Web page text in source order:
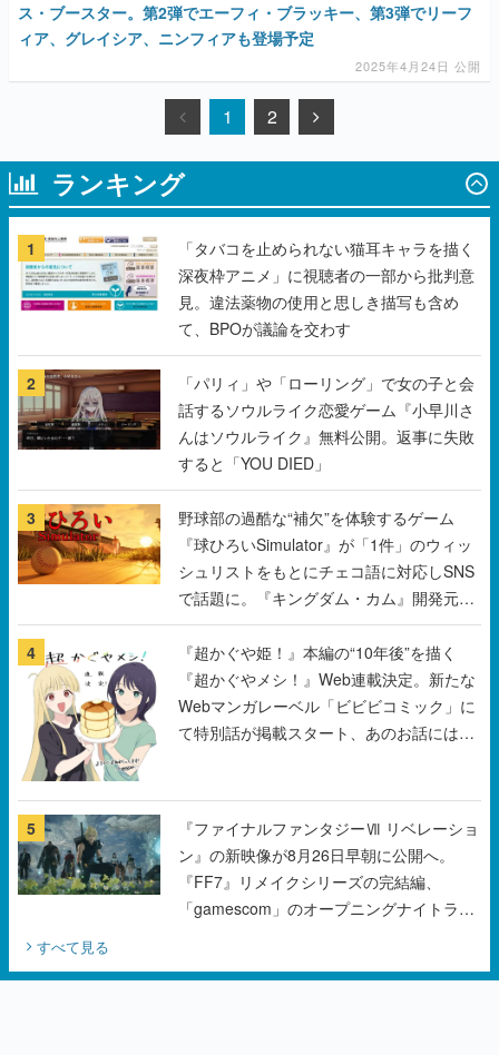
ス・ブースター。第2弾でエーフィ・ブラッキー、第3弾でリーフ
ィア、グレイシア、ニンフィアも登場予定
2025年4月24日 公開
1 2
ランキング
1
「タバコを止められない猫耳キャラを描く
深夜枠アニメ」に視聴者の一部から批判意
見。違法薬物の使用と思しき描写も含め
て、BPOが議論を交わす
2
「パリィ」や「ローリング」で女の子と会
話するソウルライク恋愛ゲーム『小早川さ
んはソウルライク』無料公開。返事に失敗
すると「YOU DIED」
3
野球部の過酷な“補欠”を体験するゲーム
『球ひろいSimulator』が「1件」のウィッ
シュリストをもとにチェコ語に対応しSNS
で話題に。『キングダム・カム』開発元や
チェコのプロ野球選手から称賛の声
4
『超かぐや姫！』本編の“10年後”を描く
『超かぐやメシ！』Web連載決定。新たな
Webマンガレーベル「ビビビコミック」に
て特別話が掲載スタート、あのお話には…
5
『ファイナルファンタジーⅦ リベレーショ
ン』の新映像が8月26日早朝に公開へ。
『FF7』リメイクシリーズの完結編、
「gamescom」のオープニングナイトライ
すべて見る